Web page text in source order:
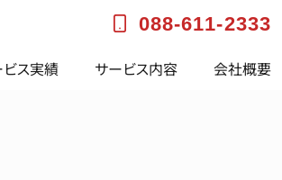
088-611-2333
ス実績 サービス内容 会社概要